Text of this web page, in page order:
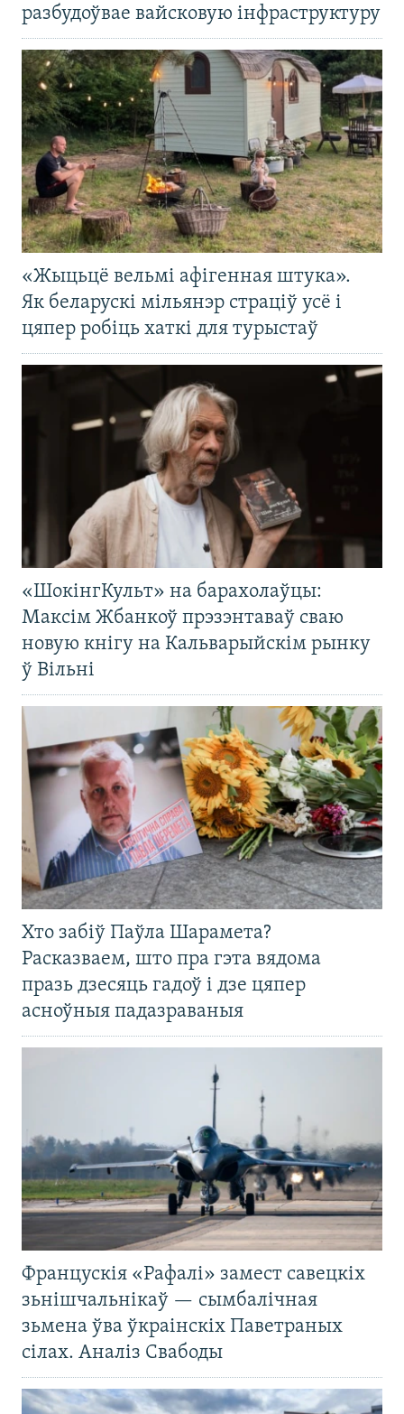
разбудоўвае вайсковую інфраструктуру
«Жыцьцё вельмі афігенная штука».
Як беларускі мільянэр страціў усё і
цяпер робіць хаткі для турыстаў
«ШокінгКульт» на барахолаўцы:
Максім Жбанкоў прэзэнтаваў сваю
новую кнігу на Кальварыйскім рынку
ў Вільні
Хто забіў Паўла Шарамета?
Расказваем, што пра гэта вядома
празь дзесяць гадоў і дзе цяпер
асноўныя падазраваныя
Францускія «Рафалі» замест савецкіх
зьнішчальнікаў — сымбалічная
зьмена ўва ўкраінскіх Паветраных
сілах. Аналіз Свабоды